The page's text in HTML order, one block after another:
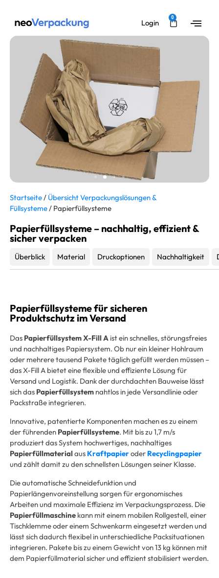
Login
0
Startseite/ Übersicht Verpackungslösungen &
Füllsysteme/ Papierfüllsysteme
Papierfüllsysteme – nachhaltig, effizient &
sicher verpacken
Überblick Material Druckoptionen Nachhaltigkeit
Papierfüllsysteme für sicheren
Produktschutz im Versand
Das Papierfüllsystem X-Fill A ist ein schnelles, störungsfreies
und nachhaltiges Papiersystem. Ob nur ein kleiner Hohlraum
oder mehrere tausend Pakete täglich gefüllt werden müssen –
das X-Fill A bietet eine flexible und effiziente Lösung für
Versand und Logistik. Dank der durchdachten Bauweise lässt
sich das Papierfüllsystem nahtlos in jede Versandlinie oder
Packstraße integrieren.
Innovative, patentierte Komponenten machen es zu einem
der führenden Papierfüllsysteme. Mit bis zu 1,7 m/s
produziert das System hochwertiges, nachhaltiges
Papierfüllmaterial aus Kraftpapieroder Recyclingpapier
und zählt damit zu den schnellsten Lösungen seiner Klasse.
Die automatische Schneidefunktion und
Papierlängenvoreinstellung sorgen für ergonomisches
Arbeiten und maximale Effizienz im Verpackungsprozess. Die
Papierfüllmaschine kann mit einem mobilen Rollgestell, einer
Tischklemme oder einem Schwenkarm eingesetzt werden und
lässt sich dadurch flexibel in unterschiedliche Packsituationen
integrieren. Pakete bis zu einem Gewicht von 13 kg können mit
dem Papierfüllmaterial sicher und effizient stabilisiert werden.